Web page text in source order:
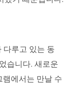
다루고 있는 동
습니다. 새로운
에서는 만날 수